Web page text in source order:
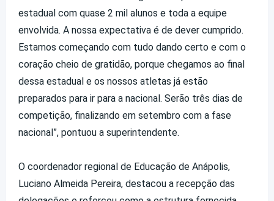
estadual com quase 2 mil alunos e toda a equipe
envolvida. A nossa expectativa é de dever cumprido.
Estamos começando com tudo dando certo e com o
coração cheio de gratidão, porque chegamos ao final
dessa estadual e os nossos atletas já estão
preparados para ir para a nacional. Serão três dias de
competição, finalizando em setembro com a fase
nacional”, pontuou a superintendente.
O coordenador regional de Educação de Anápolis,
Luciano Almeida Pereira, destacou a recepção das